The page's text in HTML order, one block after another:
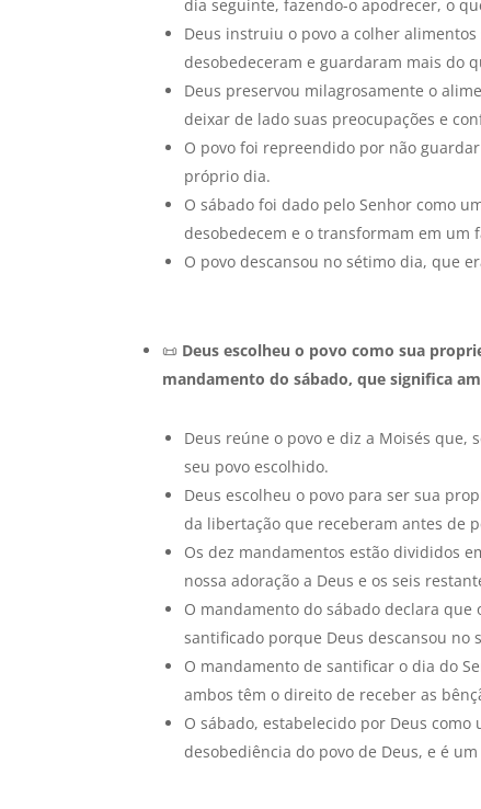
dia seguinte, fazendo-o apodrecer, o
Deus instruiu o povo a colher
desobedeceram e guardaram mais do
Deus preservou milagrosamente o
deixar de lado suas preocupações e
O povo foi repreendido por não
próprio dia.
O sábado foi dado pelo Senhor como
desobedecem e o transformam em um
O povo descansou no sétimo dia, que
📜 Deus escolheu o povo como sua
mandamento do sábado, que significa
Deus reúne o povo e diz a Moisés que,
seu povo escolhido.
Deus escolheu o povo para ser sua
da libertação que receberam antes de
Os dez mandamentos estão divididos
nossa adoração a Deus e os seis
O mandamento do sábado declara que
santificado porque Deus descansou no
O mandamento de santificar o dia do
ambos têm o direito de receber as
O sábado, estabelecido por Deus
desobediência do povo de Deus, e é